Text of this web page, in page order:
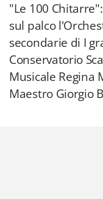
"Le 100
sul palco
secondarie di I
Conservatorio
Musicale Regina
Maestro Giorgio